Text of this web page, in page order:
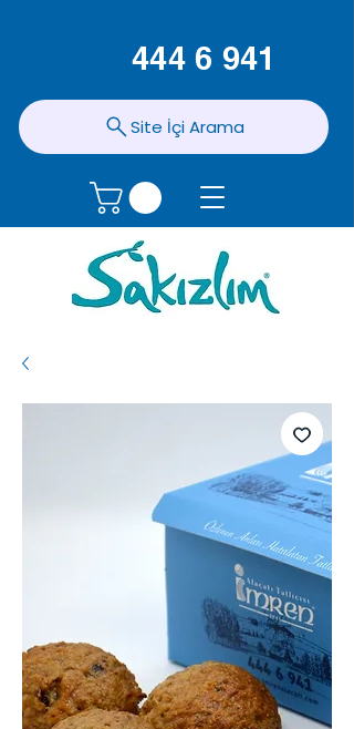
444 6 941
Site İçi Arama